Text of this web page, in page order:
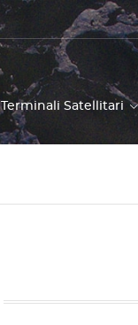
Terminali Satellitari